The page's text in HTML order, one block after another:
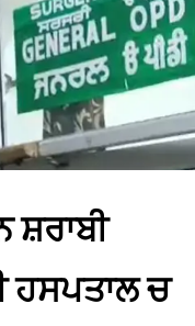
ਸ਼ਰਾਬੀ
ਹਸਪਤਾਲ ਚ